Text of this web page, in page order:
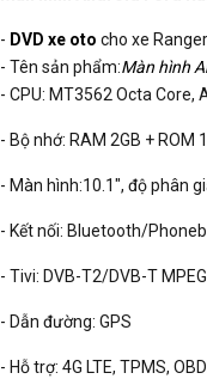
- DVD xe oto cho xe
- Tên sản phẩm:Màn hình
- CPU: MT3562 Octa Core,
- Bộ nhớ: RAM 2GB + ROM
- Màn hình:10.1", độ phân
- Kết nối: Bluetooth/
- Tivi: DVB-T2/DVB-T
- Dẫn đường: GPS
- Hỗ trợ: 4G LTE, TPMS,